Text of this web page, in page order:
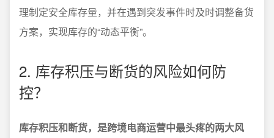
理制定安全库存量，并在遇到突发事件时及时调整备货
方案，实现库存的“动态平衡”。
2. 库存积压与断货的风险如何防
控？
库存积压和断货，是跨境电商运营中最头疼的两大风